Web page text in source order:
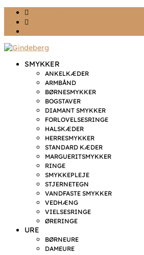
SMYKKER
ANKELKÆDER
ARMBÅND
BØRNESMYKKER
BOGSTAVER
DIAMANT SMYKKER
FORLOVELSESRINGE
HALSKÆDER
HERRESMYKKER
STANDARD KÆDER
MARGUERITSMYKKER
RINGE
SMYKKEPLEJE
STJERNETEGN
VANDFASTE SMYKKER
VEDHÆNG
VIELSESRINGE
ØRERINGE
URE
BØRNEURE
DAMEURE